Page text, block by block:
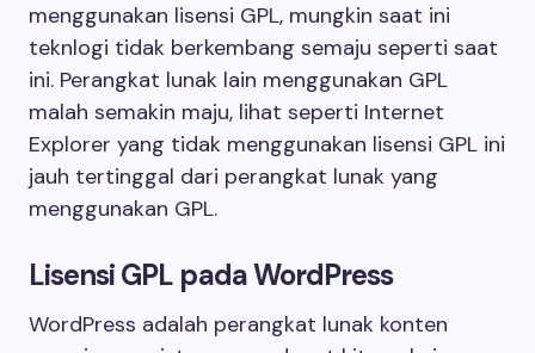
menggunakan lisensi GPL, mungkin saat ini
teknlogi tidak berkembang semaju seperti saat
ini. Perangkat lunak lain menggunakan GPL
malah semakin maju, lihat seperti Internet
Explorer yang tidak menggunakan lisensi GPL ini
jauh tertinggal dari perangkat lunak yang
menggunakan GPL.
Lisensi GPL pada WordPress
WordPress adalah perangkat lunak konten